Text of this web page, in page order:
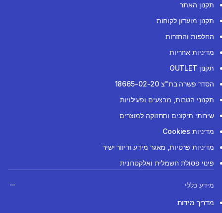
תקנון האתר
תקנון מועדון לקוחות
החלפות והחזרות
מדיניות אחריות
תקנון OUTLET
הסדר פשרה בת"צ 18665-02-20
תקנוני הטבות, מבצעים ופעילויות
שירותי תיקונים ותחזוקה למוצרים
מדיניות Cookies
מדיניות פרטיות, מאגר מידע ודיוור ישיר
פינוי פסולת חשמלית ואלקטרונית
מידע כללי
מדריך מידות